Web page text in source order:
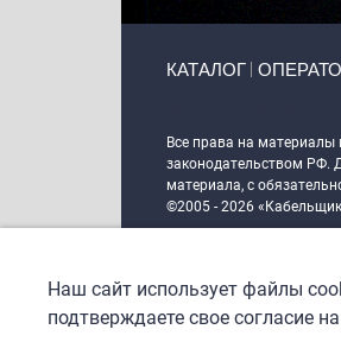
КАТАЛОГ
Все права на материалы
законодательством РФ.
материала, с
©2005 - 2026
DrupalCoder —
Наш сайт использует файлы
подтверждаете свое согласие